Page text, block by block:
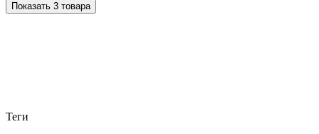
Показать 3 товара
Теги